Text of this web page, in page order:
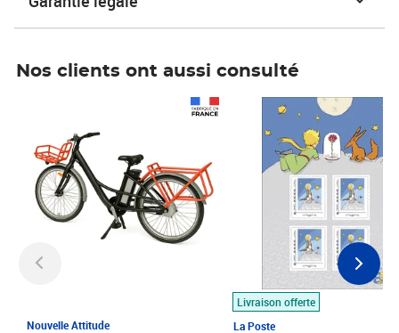
Nos clients ont aussi consulté
Nouvelle Attitude
Livraison offerte
La Poste
Prix 7,50€